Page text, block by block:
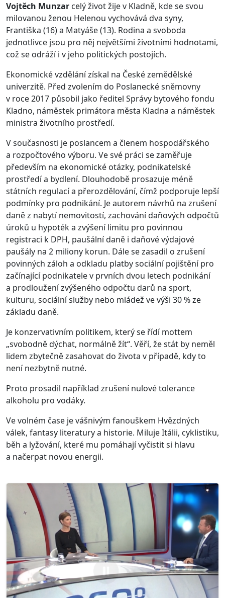
Vojtěch Munzar celý život žije v Kladně, kde se svou
milovanou ženou Helenou vychovává dva syny,
Františka (16) a Matyáše (13). Rodina a svoboda
jednotlivce jsou pro něj největšími životními hodnotami,
což se odráží i v jeho politických postojích.
Ekonomické vzdělání získal na České zemědělské
univerzitě. Před zvolením do Poslanecké sněmovny
v roce 2017 působil jako ředitel Správy bytového fondu
Kladno, náměstek primátora města Kladna a náměstek
ministra životního prostředí.
V současnosti je poslancem a členem hospodářského
a rozpočtového výboru. Ve své práci se zaměřuje
především na ekonomické otázky, podnikatelské
prostředí a bydlení. Dlouhodobě prosazuje méně
státních regulací a přerozdělování, čímž podporuje lepší
podmínky pro podnikání. Je autorem návrhů na zrušení
daně z nabytí nemovitostí, zachování daňových odpočtů
úroků u hypoték a zvýšení limitu pro povinnou
registraci k DPH, paušální daně i daňové výdajové
paušály na 2 miliony korun. Dále se zasadil o zrušení
povinných záloh a odkladu platby sociální pojištění pro
začínající podnikatele v prvních dvou letech podnikání
a prodloužení zvýšeného odpočtu darů na sport,
kulturu, sociální služby nebo mládež ve výši 30 % ze
základu daně.
Je konzervativním politikem, který se řídí mottem
„svobodně dýchat, normálně žít“. Věří, že stát by neměl
lidem zbytečně zasahovat do života v případě, kdy to
není nezbytně nutné.
Proto prosadil například zrušení nulové tolerance
alkoholu pro vodáky.
Ve volném čase je vášnivým fanouškem Hvězdných
válek, fantasy literatury a historie. Miluje Itálii, cyklistiku,
běh a lyžování, které mu pomáhají vyčistit si hlavu
a načerpat novou energii.